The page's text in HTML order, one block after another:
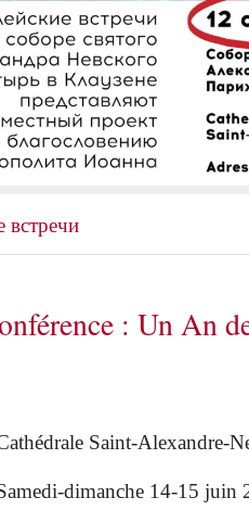
встречи
: Un An
Saint-Alexandre-
dimanche 14-15 juin